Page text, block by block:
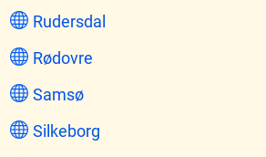
Rudersdal
Rødovre
Samsø
Silkeborg